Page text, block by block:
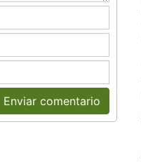
Enviar comentario